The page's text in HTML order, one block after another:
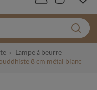
Lampe à beurre
8 cm métal blanc